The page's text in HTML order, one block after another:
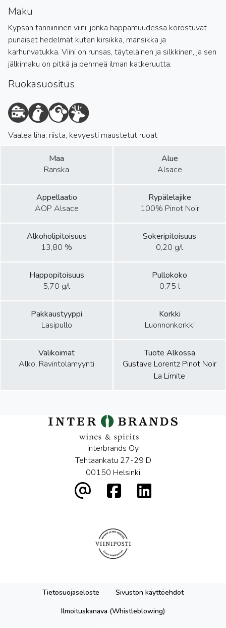
Maku
Kypsän tanniininen viini, jonka happamuudessa korostuvat
punaiset hedelmät kuten kirsikka, mansikka ja
karhunvatukka. Viini on runsas, täyteläinen ja silkkinen, ja sen
jälkimaku on pitkä ja pehmeä ilman katkeruutta.
Ruokasuositus
Vaalea liha, riista, kevyesti maustetut ruoat
Maa
Ranska
Alue
Alsace
Appellaatio
AOP Alsace
Rypälelajike
100% Pinot Noir
Alkoholipitoisuus
13,80 %
Sokeripitoisuus
0,20 g/l
Happopitoisuus
5,70 g/l
Pullokoko
0,75 l
Pakkaustyyppi
Lasipullo
Korkki
Luonnonkorkki
Valikoimat
Alko, Ravintolamyynti
Tuote Alkossa
Gustave Lorentz Pinot Noir
La Limite
Interbrands Oy
Tehtaankatu 27-29 D
00150 Helsinki
Tietosuojaseloste
Sivuston käyttöehdot
Ilmoituskanava (Whistleblowing)